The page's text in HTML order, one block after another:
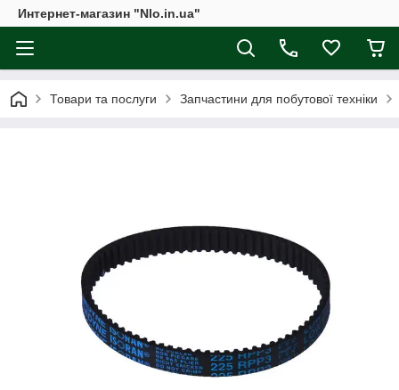
Интернет-магазин "Nlo.in.ua"
Товари та послуги Запчастини для побутової техніки